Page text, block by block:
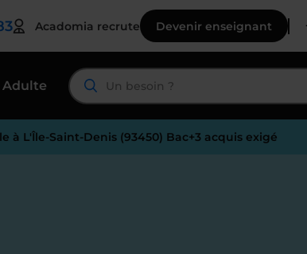
Acadomia recrute Devenir enseignant
Adulte
à L'Île-Saint-Denis (93450) Bac+3 acquis exigé